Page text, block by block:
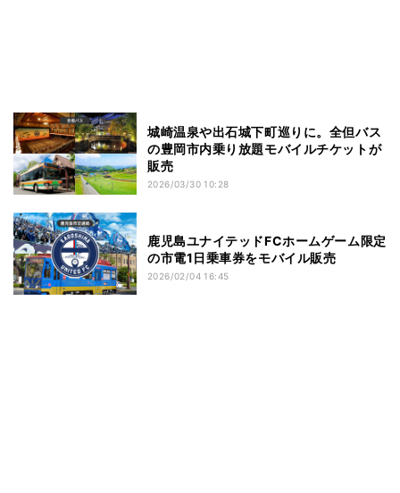
城崎温泉や出石城下町巡りに。全但バス
の豊岡市内乗り放題モバイルチケットが
販売
2026/03/30 10:28
鹿児島ユナイテッドFCホームゲーム限定
の市電1日乗車券をモバイル販売
2026/02/04 16:45